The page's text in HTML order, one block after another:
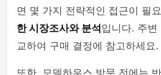
면 몇 가지 전략적인 접근이 필
한 시장조사와 분석입니다. 주변
교하여 구매 결정에 참고하세요.
또한, 모델하우스 방문 전에는